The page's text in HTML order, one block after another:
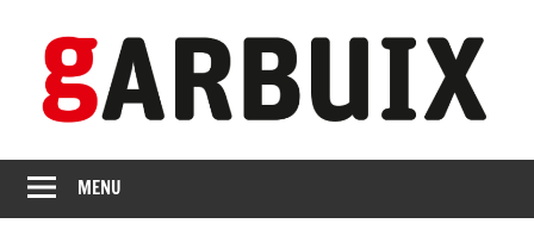
content
GARBUIX
Independent
de
MENU